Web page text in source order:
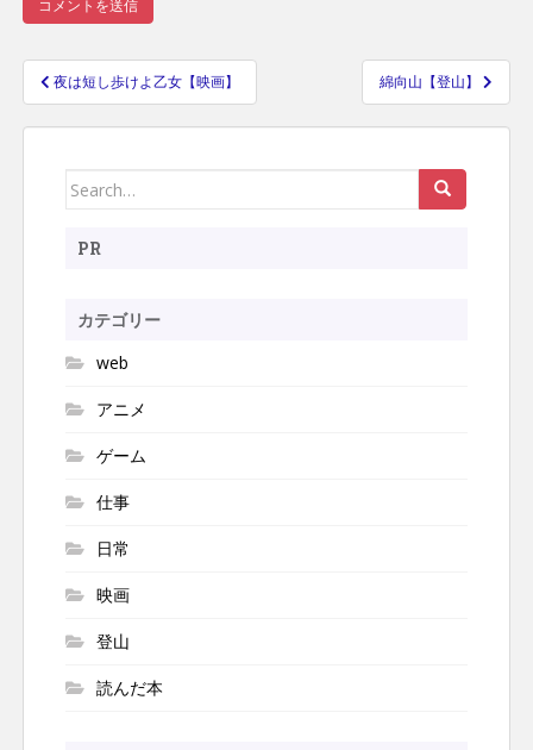
投
稿
ビ
ー
ョ
ン
夜は短し歩けよ乙女【映画】 綿向山【登山】
Search
PR
カテゴリー
web
アニメ
ゲーム
仕事
日常
映画
登山
読んだ本